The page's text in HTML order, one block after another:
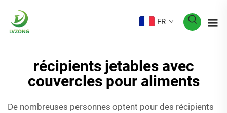
FR
récipients jetables avec
couvercles pour aliments
De nombreuses personnes optent pour des récipients